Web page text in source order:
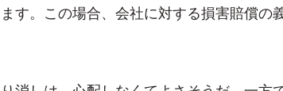
す。この場合、会社に対する損害賠償の